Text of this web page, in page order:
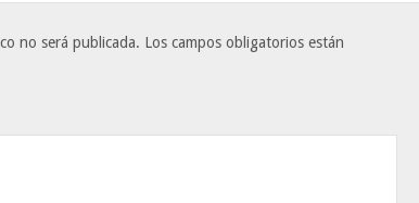
no será publicada. Los campos obligatorios están